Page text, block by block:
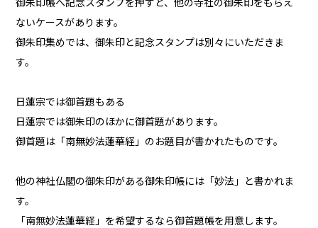
御朱印帳へ記念スタンプを押すと、他の寺社の御朱印をもらえ
ないケースがあります。
御朱印集めでは、御朱印と記念スタンプは別々にいただきま
す。
日蓮宗では御首題もある
日蓮宗では御朱印のほかに御首題があります。
御首題は「南無妙法蓮華経」のお題目が書かれたものです。
他の神社仏閣の御朱印がある御朱印帳には「妙法」と書かれま
す。
「南無妙法蓮華経」を希望するなら御首題帳を用意します。